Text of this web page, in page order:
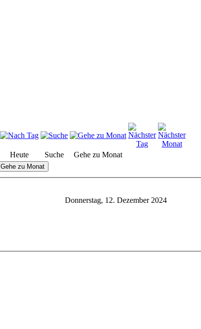
Heute Suche Gehe zu Monat
Gehe zu Monat
Donnerstag, 12. Dezember 2024